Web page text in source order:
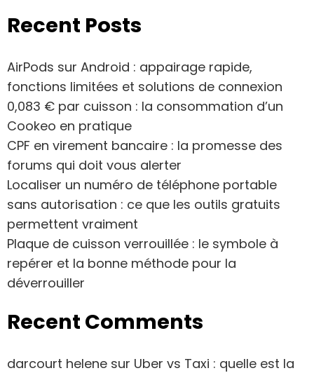
Recent Posts
AirPods sur Android : appairage rapide,
fonctions limitées et solutions de connexion
0,083 € par cuisson : la consommation d’un
Cookeo en pratique
CPF en virement bancaire : la promesse des
forums qui doit vous alerter
Localiser un numéro de téléphone portable
sans autorisation : ce que les outils gratuits
permettent vraiment
Plaque de cuisson verrouillée : le symbole à
repérer et la bonne méthode pour la
déverrouiller
Recent Comments
darcourt helene sur Uber vs Taxi : quelle est la